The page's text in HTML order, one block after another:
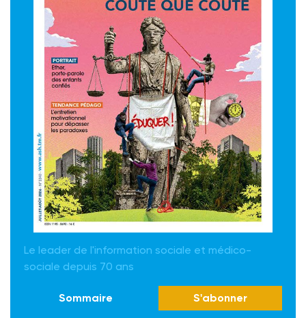
Le leader de l'information sociale et médico-
sociale depuis 70 ans
Sommaire S'abonner